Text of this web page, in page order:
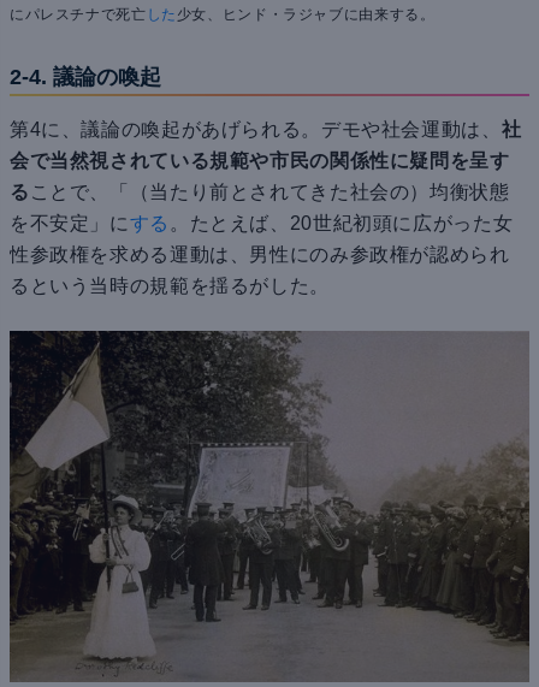
にパレスチナで死亡 した 少女、ヒンド・ラジャブに由来する。
2-4. 議論の喚起
第4に、議論の喚起があげられる。デモや社会運動は、 社
会で当然視されている規範や市民の関係性に疑問を呈す
る ことで、「（当たり前とされてきた社会の）均衡状態
を不安定」にする 。たとえば、20世紀初頭に広がった女
性参政権を求める運動は、男性にのみ参政権が認められ
るという当時の規範を揺るがした。